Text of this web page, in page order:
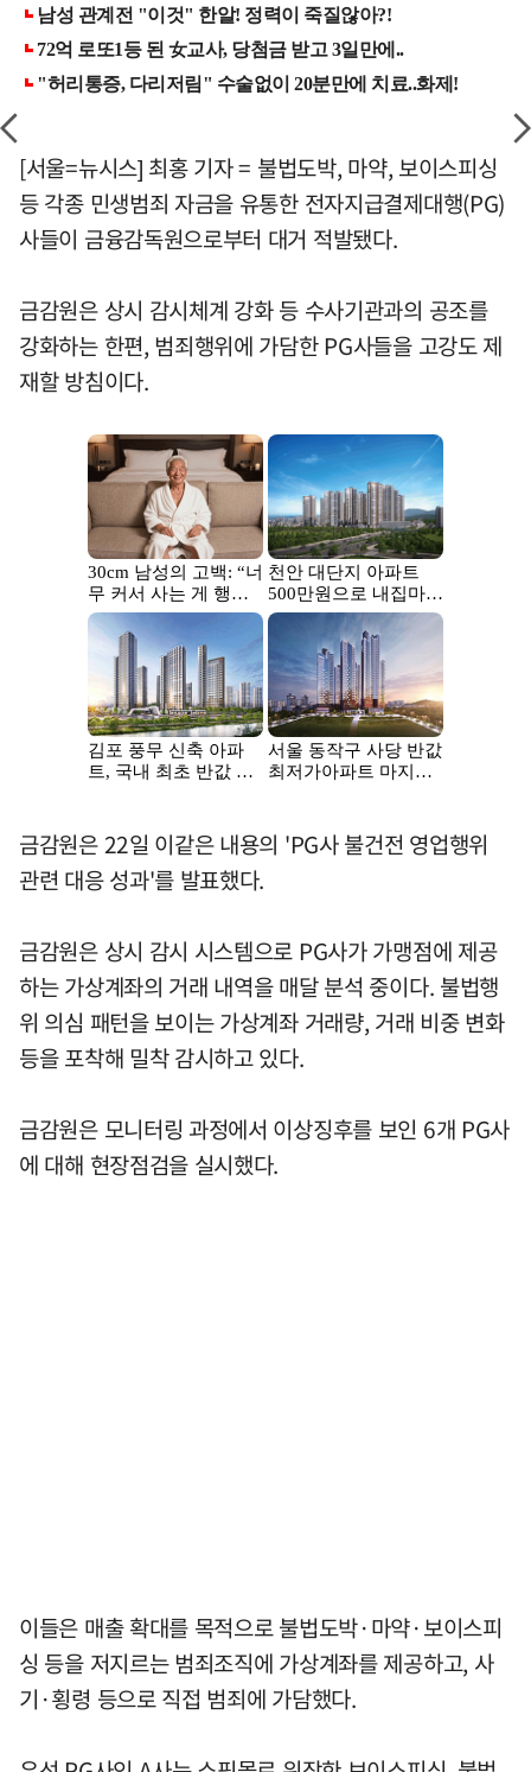
[서울=뉴시스] 최홍 기자 = 불법도박, 마약, 보이스피싱
등 각종 민생범죄 자금을 유통한 전자지급결제대행(PG)
사들이 금융감독원으로부터 대거 적발됐다.
금감원은 상시 감시체계 강화 등 수사기관과의 공조를
강화하는 한편, 범죄행위에 가담한 PG사들을 고강도 제
재할 방침이다.
금감원은 22일 이같은 내용의 'PG사 불건전 영업행위
관련 대응 성과'를 발표했다.
금감원은 상시 감시 시스템으로 PG사가 가맹점에 제공
하는 가상계좌의 거래 내역을 매달 분석 중이다. 불법행
위 의심 패턴을 보이는 가상계좌 거래량, 거래 비중 변화
등을 포착해 밀착 감시하고 있다.
금감원은 모니터링 과정에서 이상징후를 보인 6개 PG사
에 대해 현장점검을 실시했다.
이들은 매출 확대를 목적으로 불법도박·마약·보이스피
싱 등을 저지르는 범죄조직에 가상계좌를 제공하고, 사
기·횡령 등으로 직접 범죄에 가담했다.